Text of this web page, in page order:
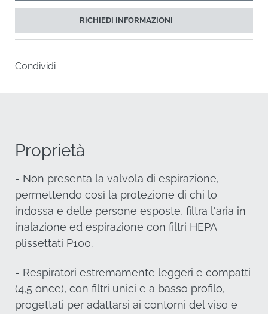
Condividi
- Non presenta la valvola di espirazione,
delle persone esposte, filtra l'aria in inalazione ed
espirazione con filtri HEPA plissettati P100.
- Respiratori estremamente leggeri e compatti
(4,5 once), con filtri unici e a basso profilo,
all'utente un ampio campo visivo.
- Offrono un risparmio sui costi, poiché i